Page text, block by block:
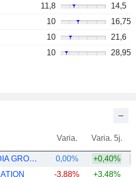
11,8
14,5
10
16,75
10
21,6
10 28,95
Varia. Varia. 5j.
ROULARTA MEDIA GROUP N.V. 0,00% +0,40%
-3,88% +3,48%